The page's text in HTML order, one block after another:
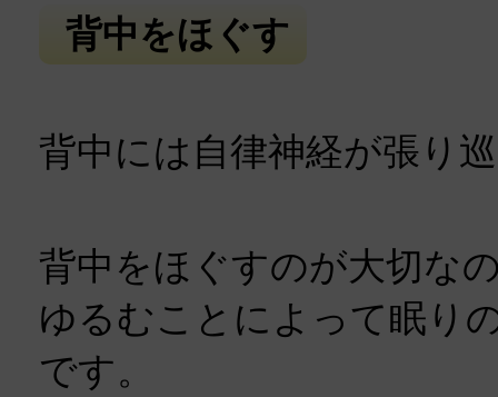
背中をほぐす
背中には自律神経が張り
背中をほぐすのが大切な
ゆるむことによって眠り
です。